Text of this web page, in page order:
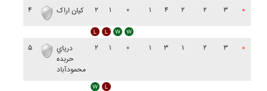
۴ کيان اراک ۲ ۱ ۰ ۱ ۴ ۲ ۲ ۳ ۰
۵
درياي
حربده
محمودآباد
۲ ۱ ۰ ۱ ۳ ۱ ۲ ۳ ۰